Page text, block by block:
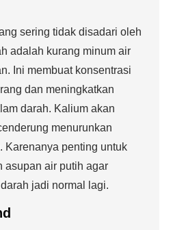
sering tidak disadari oleh
adalah kurang minum air
Ini membuat konsentrasi
dan meningkatkan
darah. Kalium akan
menurunkan
Karenanya penting untuk
asupan air putih agar
jadi normal lagi.